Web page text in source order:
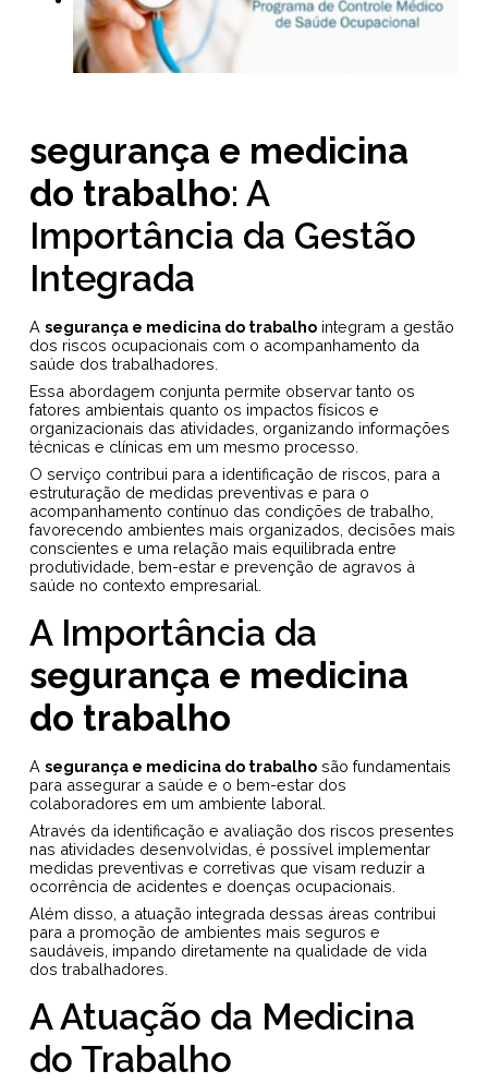
segurança e medicina
do trabalho: A
Importância da Gestão
Integrada
Asegurança e medicina do trabalho integram a gestão
dos riscos ocupacionais com o acompanhamento da
saúde dos trabalhadores.
Essa abordagem conjunta permite observar tanto os
fatores ambientais quanto os impactos físicos e
organizacionais das atividades, organizando informações
técnicas e clínicas em um mesmo processo.
O serviço contribui para a identificação de riscos, para a
estruturação de medidas preventivas e para o
acompanhamento contínuo das condições de trabalho,
favorecendo ambientes mais organizados, decisões mais
conscientes e uma relação mais equilibrada entre
produtividade, bem-estar e prevenção de agravos à
saúde no contexto empresarial.
A Importância da
segurança e medicina
do trabalho
Asegurança e medicina do trabalho são fundamentais
para assegurar a saúde e o bem-estar dos
colaboradores em um ambiente laboral.
Através da identificação e avaliação dos riscos presentes
nas atividades desenvolvidas, é possível implementar
medidas preventivas e corretivas que visam reduzir a
ocorrência de acidentes e doenças ocupacionais.
Além disso, a atuação integrada dessas áreas contribui
para a promoção de ambientes mais seguros e
saudáveis, impando diretamente na qualidade de vida
dos trabalhadores.
A Atuação da Medicina
do Trabalho